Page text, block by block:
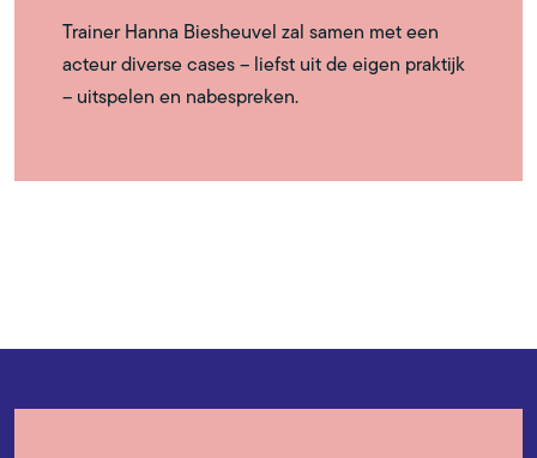
Trainer Hanna Biesheuvel zal samen met een
acteur diverse cases – liefst uit de eigen praktijk
– uitspelen en nabespreken.